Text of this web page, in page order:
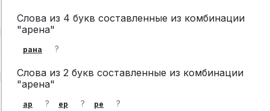
Слова из 4 букв составленные из комбинации
"арена"
рана ?
Слова из 2 букв составленные из комбинации
"арена"
ар ? ер ? ре ?